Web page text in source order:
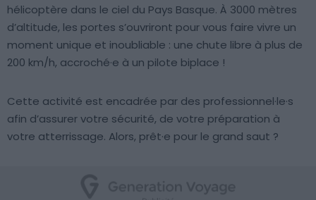
hélicoptère dans le ciel du Pays Basque. À 3000 mètres
d’altitude, les portes s’ouvriront pour vous faire vivre un
moment unique et inoubliable : une chute libre à plus de
200 km/h, accroché·e à un pilote biplace !
Cette activité est encadrée par des professionnel·le·s
afin d’assurer votre sécurité, de votre préparation à
votre atterrissage. Alors, prêt·e pour le grand saut ?